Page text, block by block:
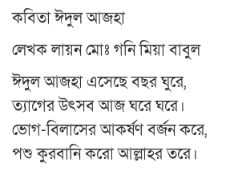
কবিতা ঈদুল আজহা
লেখক লায়ন মোঃ গনি মিয়া বাবুল
ঈদুল আজহা এসেছে বছর ঘুরে,
ত্যাগের উৎসব আজ ঘরে ঘরে।
ভোগ-বিলাসের আকর্ষণ বর্জন করে,
পশু কুরবানি করো আল্লাহর তরে।